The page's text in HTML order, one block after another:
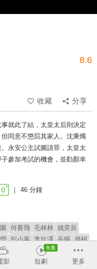
8.6
收藏
分享
就此了結，太皇太后則決定
同意不懲罰其家人。沈秉燭
永安公主試圖請罪，太皇太
參加考試的機會，並勸顏幸
46 分鐘
何賽飛 毛林林 姚奕辰
彭小苒 李欣澤 岳暘 趙柯
影 短劇 更多